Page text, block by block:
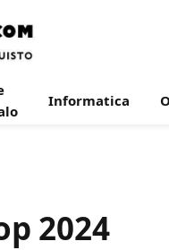
Informatica
2024